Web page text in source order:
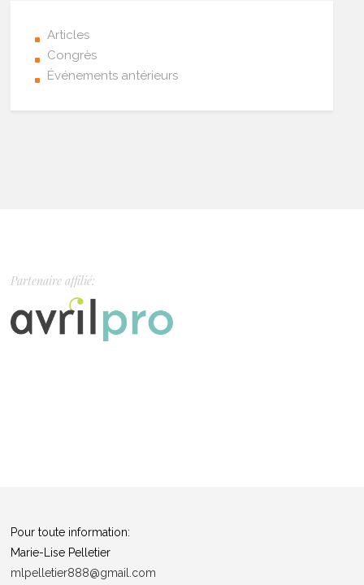
Articles
Congrès
Événements antérieurs
Partenaire affilié:
Pour toute information:
Marie-Lise Pelletier
mlpelletier888@gmail.com